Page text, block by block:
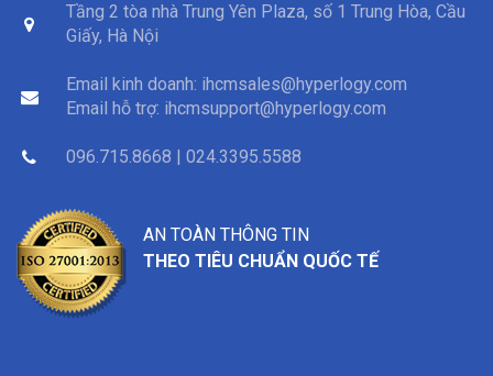
AN TOÀN THÔNG TIN
THEO TIÊU CHUẨN QUỐC TẾ
Tầng 2 tòa nhà Trung Yên Plaza, số 1 Trung Hòa, Cầu
Giấy, Hà Nội
Email kinh doanh: ihcmsales@hyperlogy.com
Email hỗ trợ: ihcmsupport@hyperlogy.com
096.715.8668 | 024.3395.5588